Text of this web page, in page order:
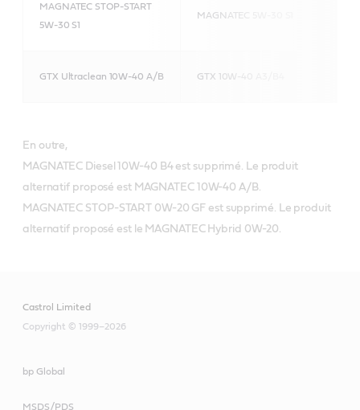
MAGNATEC STOP-START
5W-30 S1
MAGNATEC 5W-30 S1
GTX Ultraclean 10W-40 A/B GTX 10W-40 A3/B4
En outre,
MAGNATEC Diesel 10W-40 B4 est supprimé. Le produit
alternatif proposé est MAGNATEC 10W-40 A/B.
MAGNATEC STOP-START 0W-20 GF est supprimé. Le produit
alternatif proposé est le MAGNATEC Hybrid 0W-20.
Castrol Limited
Copyright © 1999–2026
bp Global
MSDS/PDS